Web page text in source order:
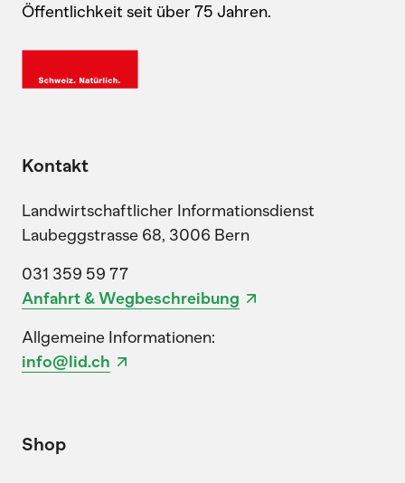
Öffentlichkeit seit über 75 Jahren.
Kontakt
Landwirtschaftlicher Informationsdienst
Laubeggstrasse 68, 3006 Bern
031 359 59 77
Anfahrt & Wegbeschreibung
Allgemeine Informationen:
info@lid.ch
Shop